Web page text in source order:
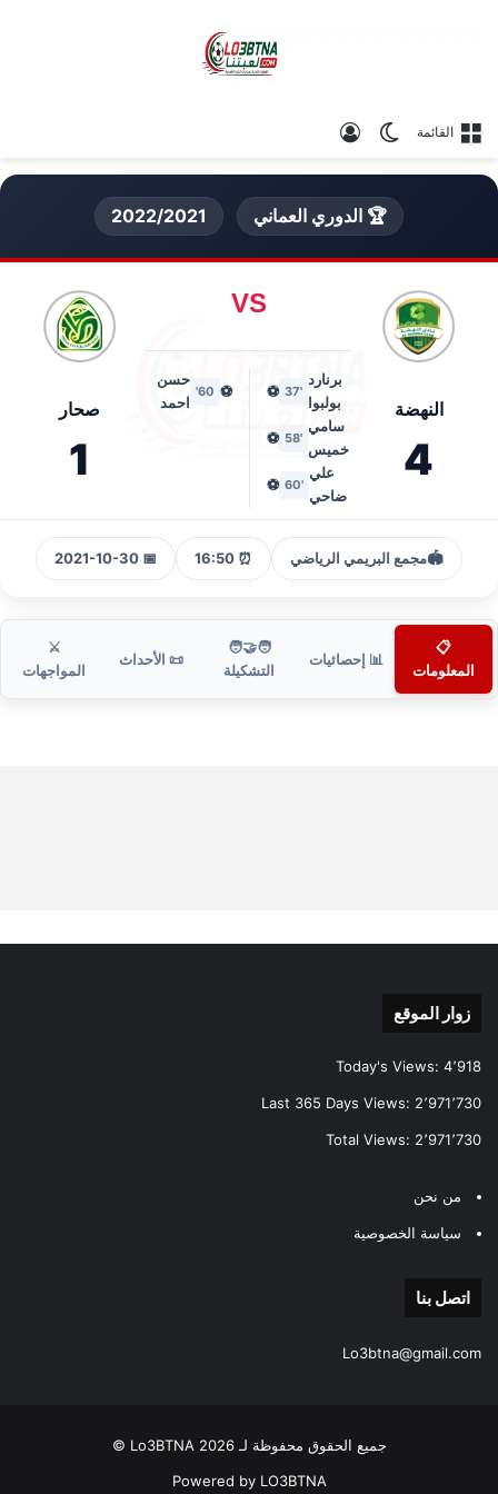
القائمة الوضع المظلم
🏆 الدوري العماني 2022/2021
النهضة
4
VS
برنارد
بولبوا
'37
⚽
سامي
خميس
'58
⚽
علي
ضاحي
'60
⚽
⚽
60'
حسن
احمد
صحار
1
🏟️مجمع البريمي الرياضي ⏰ 16:50
📅 2021-10-30
📋
المعلومات
📊 إحصائيات
🧑‍🤝‍🧑
التشكيلة
📜 الأحداث
⚔️
المواجهات
زوار الموقع
Today's Views: 4٬918
Last 365 Days Views: 2٬971٬730
Total Views: 2٬971٬730
من نحن
سياسة الخصوصية
اتصل بنا
Lo3btna@gmail.com
جميع الحقوق محفوظة لـ Lo3BTNA 2026 ©
Powered by LO3BTNA